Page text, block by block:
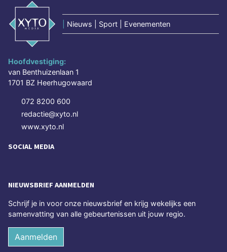
Nieuws | Sport | Evenementen
Hoofdvestiging:
van Benthuizenlaan 1
1701 BZ Heerhugowaard
072 8200 600
redactie@xyto.nl
www.xyto.nl
SOCIAL MEDIA
NIEUWSBRIEF AANMELDEN
Schrijf je in voor onze nieuwsbrief en krijg wekelijks een
samenvatting van alle gebeurtenissen uit jouw regio.
Aanmelden